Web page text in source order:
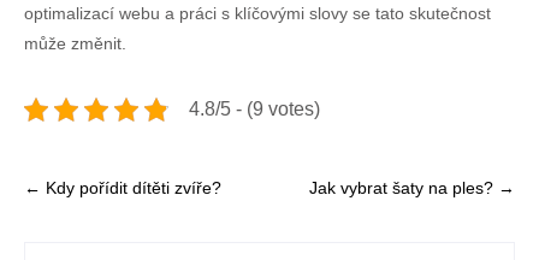
optimalizací webu a práci s klíčovými slovy se tato skutečnost
může změnit.
4.8/5 - (9 votes)
Post
← Kdy pořídit dítěti zvíře? Jak vybrat šaty na ples? →